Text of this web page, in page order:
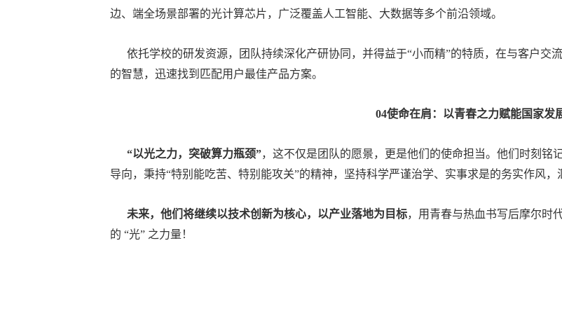
边、端全场景部署的光计算芯片，广泛覆盖人工智能、大数据等多个前沿领域。
依托学校的研发资源，团队持续深化产研协同，并得益于“小而精”的特质，在与客户交
的智慧，迅速找到匹配用户最佳产品方案。
04使命在肩：以青春之力赋能国家发
“以光之力，突破算力瓶颈”，这不仅是团队的愿景，更是他们的使命担当。他们时刻铭
导向，秉持“特别能吃苦、特别能攻关”的精神，坚持科学严谨治学、实事求是的务实作风，
未来，他们将继续以技术创新为核心，以产业落地为目标，用青春与热血书写后摩尔时
的 “光” 之力量！